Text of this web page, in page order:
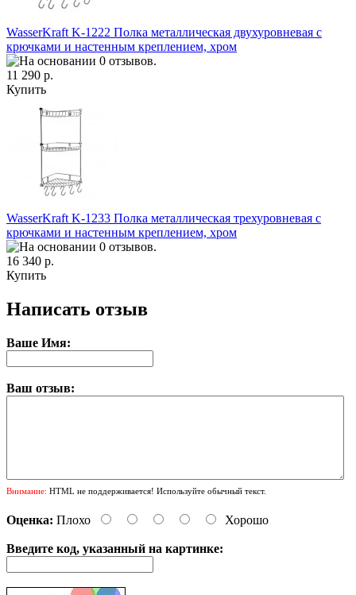
WasserKraft K-1222 Полка металлическая двухуровневая с
крючками и настенным креплением, хром
11 290 р.
Купить
WasserKraft K-1233 Полка металлическая трехуровневая с
крючками и настенным креплением, хром
16 340 р.
Купить
Написать отзыв
Ваше Имя:
Ваш отзыв:
Внимание: HTML не поддерживается! Используйте обычный текст.
Оценка: Плохо Хорошо
Введите код, указанный на картинке: